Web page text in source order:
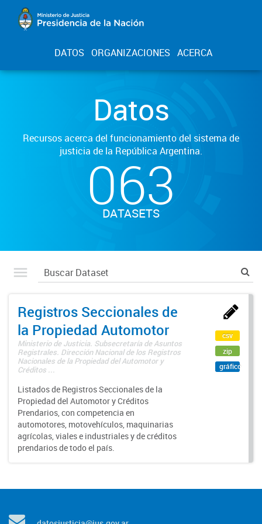
DATOS ORGANIZACIONES ACERCA
Datos
Recursos acerca del funcionamiento del sistema de
justicia de la República Argentina.
063
DATASETS
Registros Seccionales de
la Propiedad Automotor
Ministerio de Justicia. Subsecretaría de Asuntos
Registrales. Dirección Nacional de los Registros
Nacionales de la Propiedad del Automotor y
Créditos ...
Listados de Registros Seccionales de la
Propiedad del Automotor y Créditos
Prendarios, con competencia en
automotores, motovehículos, maquinarias
agrícolas, viales e industriales y de créditos
prendarios de todo el país.
csv
zip
gráfico